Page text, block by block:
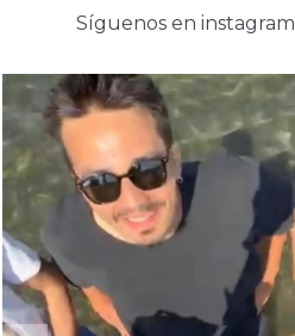
Síguenos en instagram